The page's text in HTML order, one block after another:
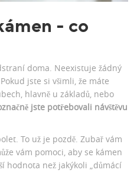
- co
doma. Neexistuje žádný
jste si všimli, že máte
hlavně u základů, nebo
jste potřebovali návštěvu
To už je pozdě. Zubař vám
vám pomoci, aby se kámen
hodnota než jakýkoli „důmácí